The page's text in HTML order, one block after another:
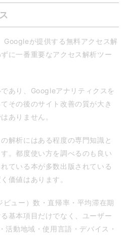
Googleが提供する無料アクセス解
に一番重要なアクセス解析ツー
あり、Googleアナリティクスを
その後のサイト改善の質が大き
ありません。
解析にはある程度の専門知識と
。都度使い方を調べるのも良い
ている本が多数出版されている
価値はあります。
ュー）数・直帰率・平均滞在期
基本項目だけでなく、ユーザー
活動地域・使用言語・デバイス・